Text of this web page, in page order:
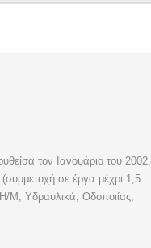
τον Ιανουάριο του 2002.
σε έργα μέχρι 1,5
Μ, Υδραυλικά, Οδοποιίας,